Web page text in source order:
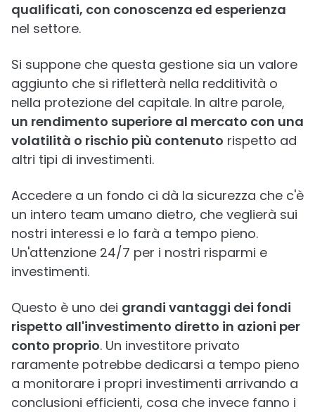
qualificati, con conoscenza ed esperienza
nel settore.
Si suppone che questa gestione sia un valore
aggiunto che si rifletterà nella redditività o
nella protezione del capitale. In altre parole,
un rendimento superiore al mercato con una
volatilità o rischio più contenuto rispetto ad
altri tipi di investimenti.
Accedere a un fondo ci dà la sicurezza che c'è
un intero team umano dietro, che veglierà sui
nostri interessi e lo farà a tempo pieno.
Un'attenzione 24/7 per i nostri risparmi e
investimenti.
Questo è uno dei grandi vantaggi dei fondi
rispetto all'investimento diretto in azioni per
conto proprio. Un investitore privato
raramente potrebbe dedicarsi a tempo pieno
a monitorare i propri investimenti arrivando a
conclusioni efficienti, cosa che invece fanno i